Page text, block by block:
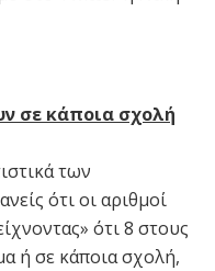
σε κάποια σχολή
των
ότι οι αριθμοί
ότι 8 στους
ή σε κάποια σχολή,